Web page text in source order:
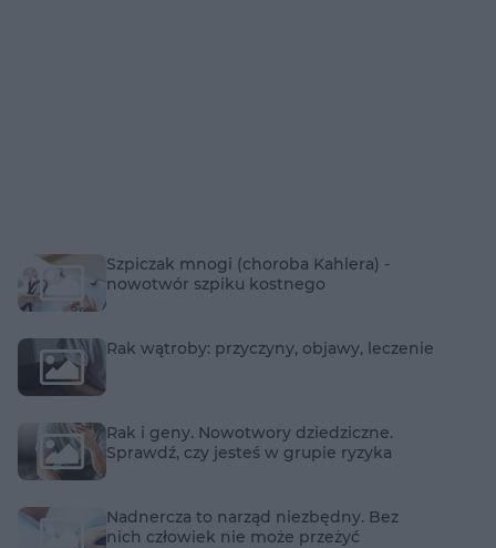
Szpiczak mnogi (choroba Kahlera) -
nowotwór szpiku kostnego
Rak wątroby: przyczyny, objawy, leczenie
Rak i geny. Nowotwory dziedziczne.
Sprawdź, czy jesteś w grupie ryzyka
Nadnercza to narząd niezbędny. Bez
nich człowiek nie może przeżyć